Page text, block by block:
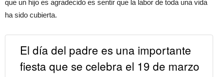
que un hijo es agradecido es sentir que la labor de toda una vida
ha sido cubierta.
El día del padre es una importante
fiesta que se celebra el 19 de marzo